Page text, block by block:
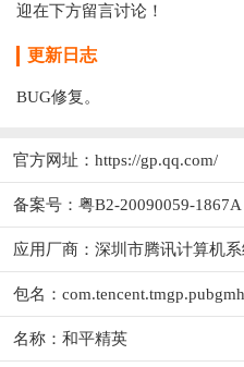
迎在下方留言讨论！
更新日志
BUG修复。
官方网址： https://gp.qq.com/
备案号：粤B2-20090059-1867A
应用厂商： 深圳市腾讯计算机
包名：
名称：和平精英